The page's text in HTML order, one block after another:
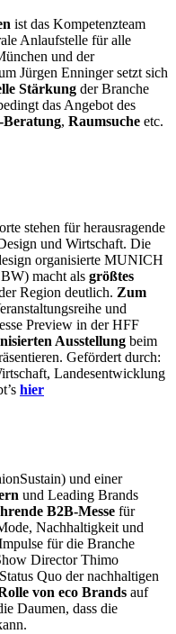
ist das Kompetenzteam
Anlaufstelle für alle
und der
Jürgen Enninger setzt sich
Stärkung der Branche
das Angebot des
, Raumsuche etc.
stehen für herausragende
und Wirtschaft. Die
organisierte MUNICH
macht als größtes
Region deutlich. Zum
und
Preview in der HFF
Ausstellung beim
Gefördert durch:
Landesentwicklung
hier
und einer
und Leading Brands
B2B-Messe für
Nachhaltigkeit und
für die Branche
Director Thimo
Quo der nachhaltigen
von eco Brands auf
Daumen, dass die